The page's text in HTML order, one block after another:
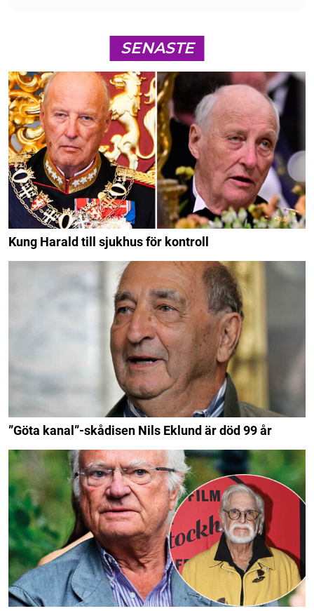
SENASTE
Kung Harald till sjukhus för kontroll
”Göta kanal”-skådisen Nils Eklund är död 99 år